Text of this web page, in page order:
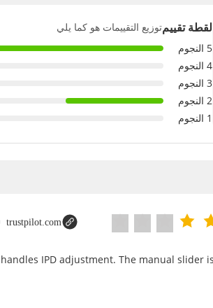
لقطة تقييمتوزيع التقييمات هو كما يلي
5 النجوم
4 النجوم
3 النجوم
2 النجوم
1 النجوم
trustpilot.com